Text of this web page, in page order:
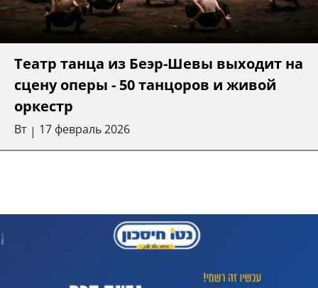
Театр танца из Беэр-Шевы выходит на
сцену оперы - 50 танцоров и живой
оркестр
Вт | 17 февраль 2026